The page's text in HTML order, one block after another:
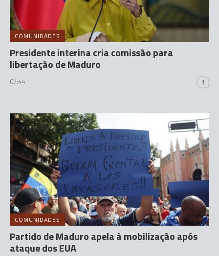
COMUNIDADES
Presidente interina cria comissão para
libertação de Maduro
07:44 1
COMUNIDADES
Partido de Maduro apela à mobilização após
ataque dos EUA